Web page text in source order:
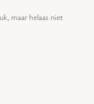
maar helaas niet